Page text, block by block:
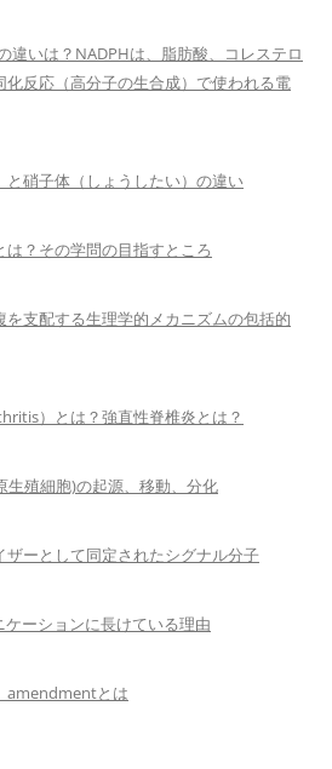
違いは？NADPHは、脂肪酸、コレステロ
化反応（高分子の生合成）で使われる電
硝子体（しょうしたい）の違い
？その学問の目指すところ
支配する生理学的メカニズムの包括的
）とは？強直性脊椎炎とは？
殖細胞)の起源、移動、分化
ザーとして同定されたシグナル分子
ーションに長けている理由
amendmentとは